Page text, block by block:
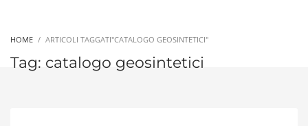
HOME ARTICOLI TAGGATI"CATALOGO GEOSINTETICI"
Tag: catalogo geosintetici